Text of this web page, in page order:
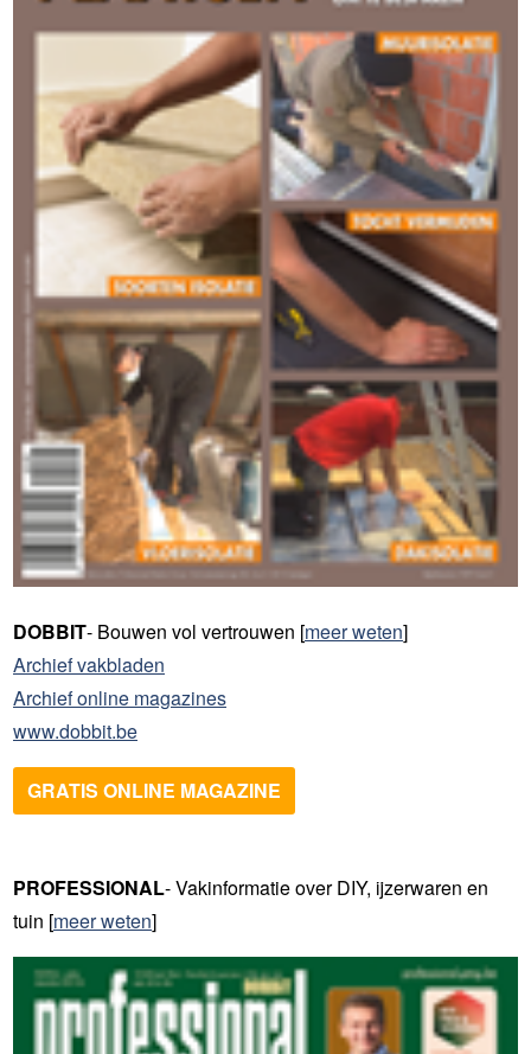
DOBBIT- Bouwen vol vertrouwen [meer weten]
Archief vakbladen
Archief online magazines
www.dobbit.be
GRATIS ONLINE MAGAZINE
PROFESSIONAL- Vakinformatie over DIY, ijzerwaren en
tuin [meer weten]